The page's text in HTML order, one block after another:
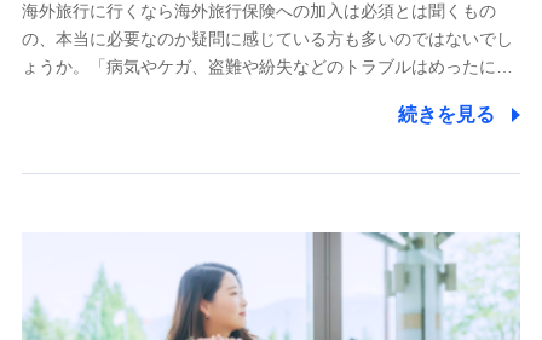
海外旅行に行くなら海外旅行保険への加入は必須とは聞くもの
の、本当に必要なのか疑問に感じている方も多いのではないでし
ょうか。「病気やケガ、盗難や紛失などのトラブルはめったに…
続きを見る